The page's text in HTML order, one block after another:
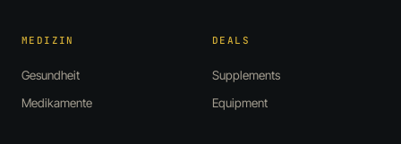
MEDIZIN
Gesundheit
Medikamente
DEALS
Supplements
Equipment